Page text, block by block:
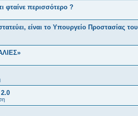
φταίνε περισσότερο ?
είναι το Υπουργείο Προστασίας του